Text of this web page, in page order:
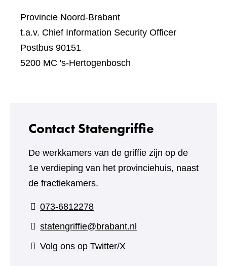
Provincie Noord-Brabant
t.a.v. Chief Information Security Officer
Postbus 90151
5200 MC 's-Hertogenbosch
Contact Statengriffie
De werkkamers van de griffie zijn op de
1e verdieping van het provinciehuis, naast
de fractiekamers.
073-6812278
statengriffie@brabant.nl
Volg ons op Twitter/X